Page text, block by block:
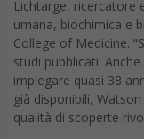
Lichtarge, ricercatore
umana, biochimica e
College of Medicine.
studi pubblicati.
impiegare quasi 38
già disponibili,
qualità di scoperte